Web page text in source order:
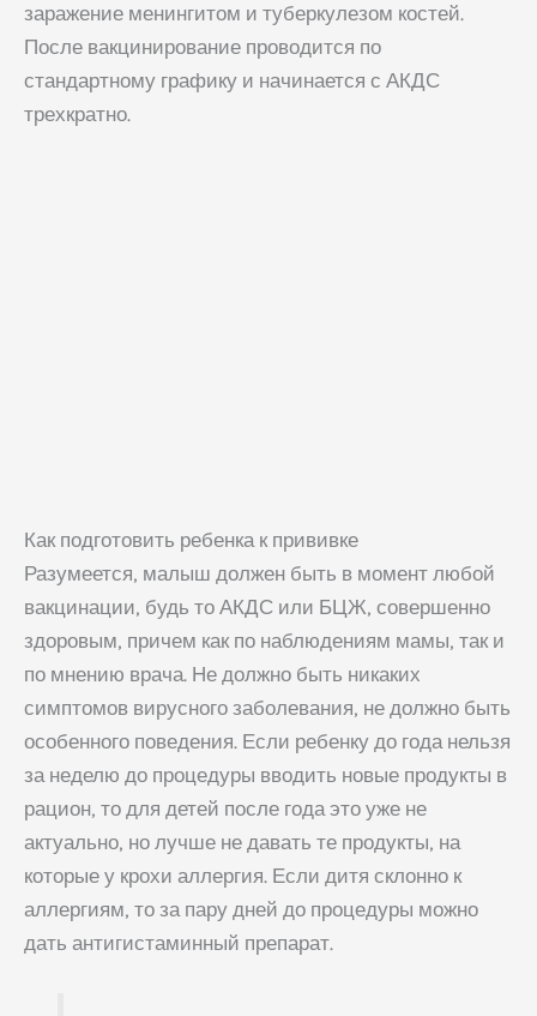
заражение менингитом и туберкулезом костей.
После вакцинирование проводится по
стандартному графику и начинается с АКДС
трехкратно.
Как подготовить ребенка к прививке
Разумеется, малыш должен быть в момент любой
вакцинации, будь то АКДС или БЦЖ, совершенно
здоровым, причем как по наблюдениям мамы, так и
по мнению врача. Не должно быть никаких
симптомов вирусного заболевания, не должно быть
особенного поведения. Если ребенку до года нельзя
за неделю до процедуры вводить новые продукты в
рацион, то для детей после года это уже не
актуально, но лучше не давать те продукты, на
которые у крохи аллергия. Если дитя склонно к
аллергиям, то за пару дней до процедуры можно
дать антигистаминный препарат.